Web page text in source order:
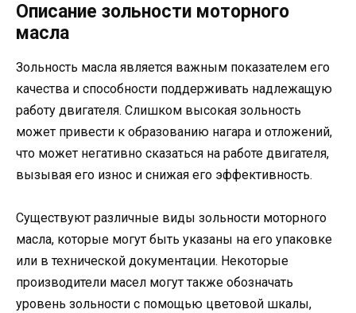
Описание зольности моторного
масла
Зольность масла является важным показателем его
качества и способности поддерживать надлежащую
работу двигателя. Слишком высокая зольность
может привести к образованию нагара и отложений,
что может негативно сказаться на работе двигателя,
вызывая его износ и снижая его эффективность.
Существуют различные виды зольности моторного
масла, которые могут быть указаны на его упаковке
или в технической документации. Некоторые
производители масел могут также обозначать
уровень зольности с помощью цветовой шкалы,